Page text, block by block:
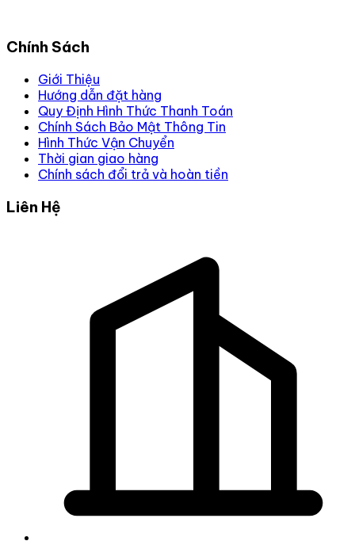
Chính Sách
Giới Thiệu
Hướng dẫn đặt hàng
Quy Định Hình Thức Thanh Toán
Chính Sách Bảo Mật Thông Tin
Hình Thức Vận Chuyển
Thời gian giao hàng
Chính sách đổi trả và hoàn tiền
Liên Hệ